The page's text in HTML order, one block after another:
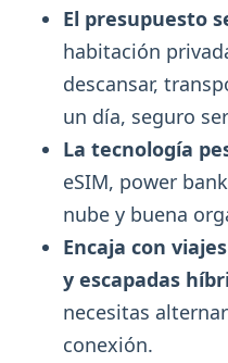
El presupuesto
habitación
descansar,
un día, seguro
La tecnología
eSIM, power
nube y buena
Encaja con
y escapadas
necesitas
conexión.